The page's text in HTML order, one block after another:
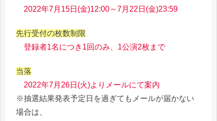
2022年7月15日(金)12:00～7月22日(金)23:59
先行受付の枚数制限
登録者1名につき1回のみ、1公演2枚まで
当落
2022年7月26日(火)よりメールにて案内
※抽選結果発表予定日を過ぎてもメールが届かない
場合は、